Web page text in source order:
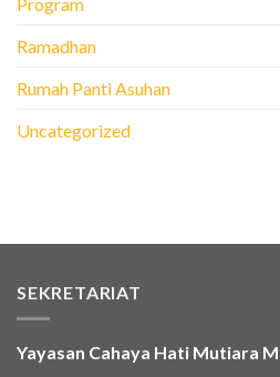
Ramadhan
Rumah Panti Asuhan
Uncategorized
SEKRETARIAT
Yayasan Cahaya Hati Mutiara